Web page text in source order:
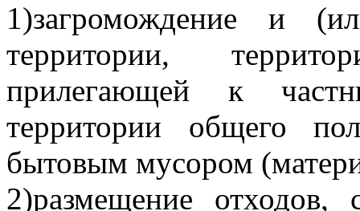
1)загромождение и
территории,
прилегающей к
территории общего
бытовым мусором
2)размещение отходов,